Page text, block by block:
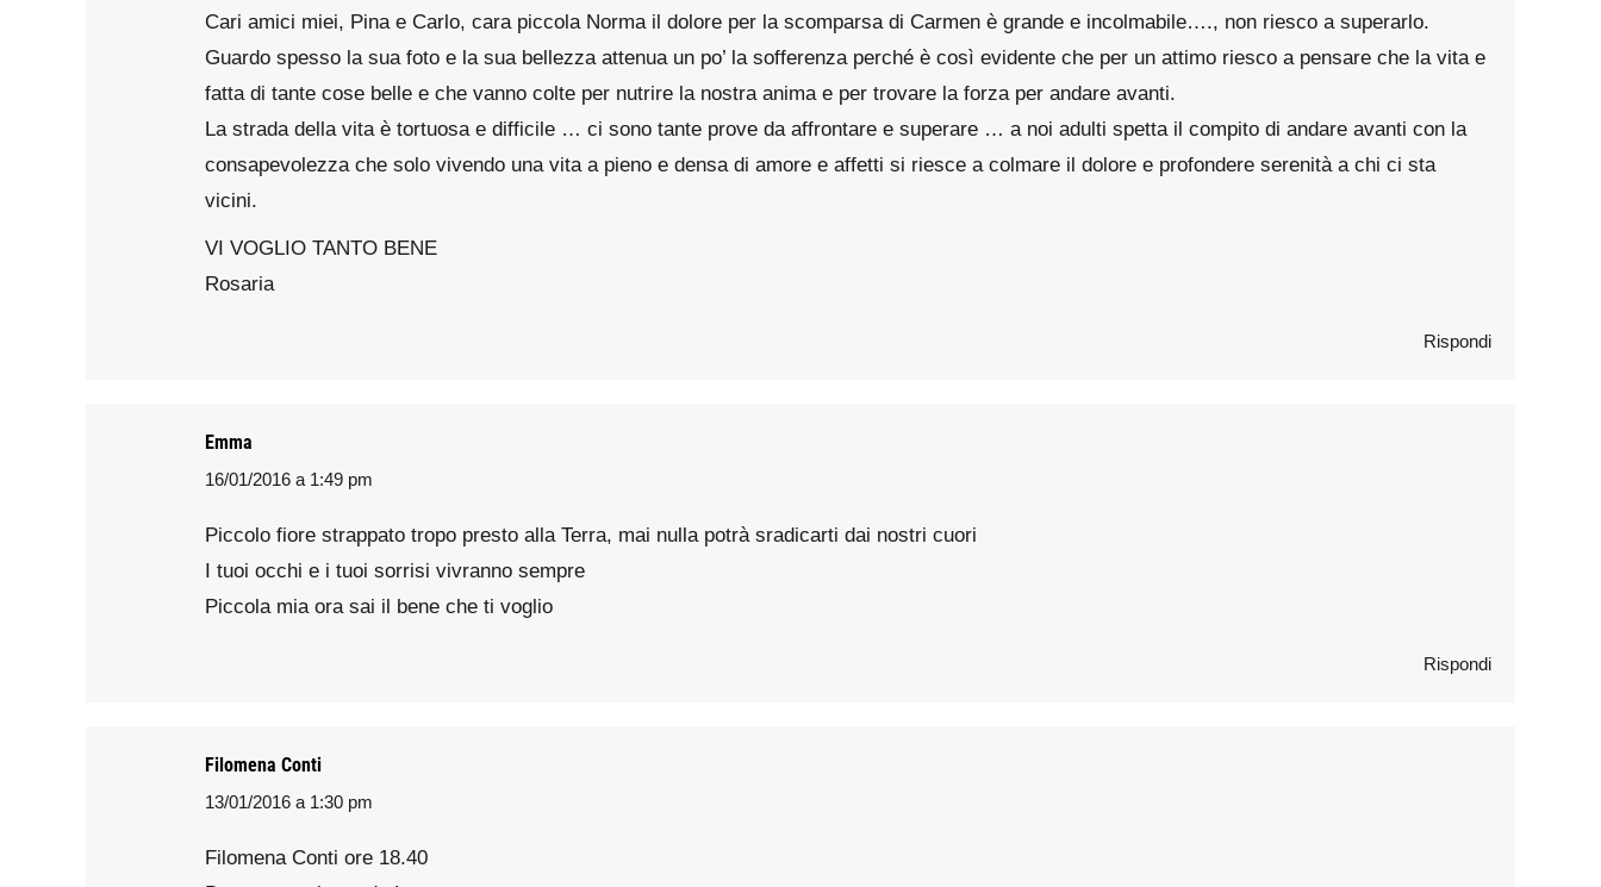
Cari amici miei, Pina e Carlo, cara piccola Norma il dolore per la scomparsa di Carmen è grande e incolmabile…., non riesco a superarlo.
Guardo spesso la sua foto e la sua bellezza attenua un po’ la sofferenza perché è così evidente che per un attimo riesco a pensare che la vita e
fatta di tante cose belle e che vanno colte per nutrire la nostra anima e per trovare la forza per andare avanti.
La strada della vita è tortuosa e difficile … ci sono tante prove da affrontare e superare … a noi adulti spetta il compito di andare avanti con la
consapevolezza che solo vivendo una vita a pieno e densa di amore e affetti si riesce a colmare il dolore e profondere serenità a chi ci sta
vicini.
VI VOGLIO TANTO BENE
Rosaria
Rispondi
Emma
says:
16/01/2016 a 1:49 pm
Piccolo fiore strappato tropo presto alla Terra, mai nulla potrà sradicarti dai nostri cuori
I tuoi occhi e i tuoi sorrisi vivranno sempre
Piccola mia ora sai il bene che ti voglio
Rispondi
Filomena Conti
says:
13/01/2016 a 1:30 pm
Filomena Conti ore 18.40